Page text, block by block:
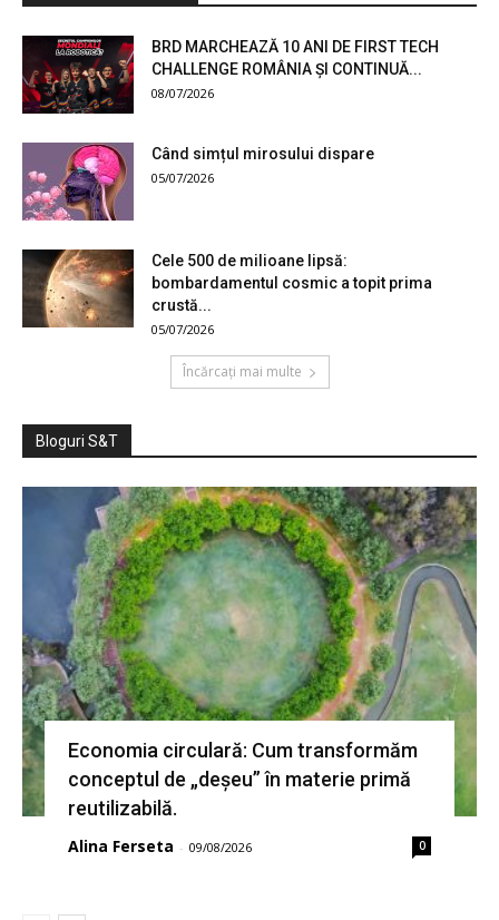
BRD MARCHEAZĂ 10 ANI DE FIRST TECH
CHALLENGE ROMÂNIA ȘI CONTINUĂ...
08/07/2026
Când simțul mirosului dispare
05/07/2026
Cele 500 de milioane lipsă:
bombardamentul cosmic a topit prima
crustă...
05/07/2026
Încărcați mai multe
Bloguri S&T
Economia circulară: Cum transformăm
conceptul de „deșeu” în materie primă
reutilizabilă.
Alina Ferseta - 09/08/2026 0